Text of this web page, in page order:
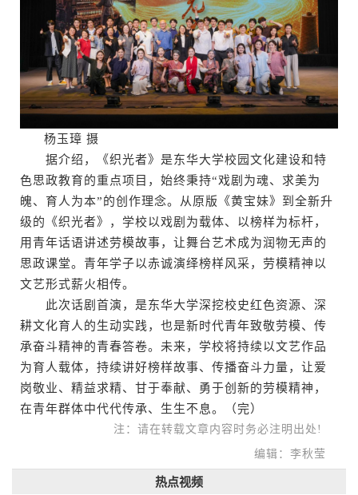
杨玉璋 摄
据介绍，《织光者》是东华大学校园文化建设和特
色思政教育的重点项目，始终秉持“戏剧为魂、求美为
魄、育人为本”的创作理念。从原版《黄宝妹》到全新升
级的《织光者》，学校以戏剧为载体、以榜样为标杆，
用青年话语讲述劳模故事，让舞台艺术成为润物无声的
思政课堂。青年学子以赤诚演绎榜样风采，劳模精神以
文艺形式薪火相传。
此次话剧首演，是东华大学深挖校史红色资源、深
耕文化育人的生动实践，也是新时代青年致敬劳模、传
承奋斗精神的青春答卷。未来，学校将持续以文艺作品
为育人载体，持续讲好榜样故事、传播奋斗力量，让爱
岗敬业、精益求精、甘于奉献、勇于创新的劳模精神，
在青年群体中代代传承、生生不息。（完）
注：请在转载文章内容时务必注明出处!
编辑：李秋莹
热点视频